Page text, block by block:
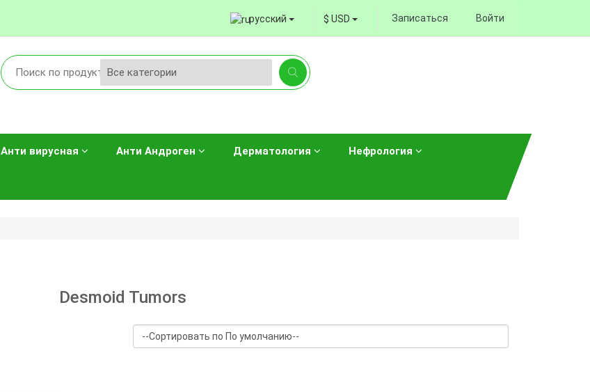
русский $ USD Записаться Войти
Анти вирусная Анти Андроген Дерматология Нефрология
Desmoid Tumors